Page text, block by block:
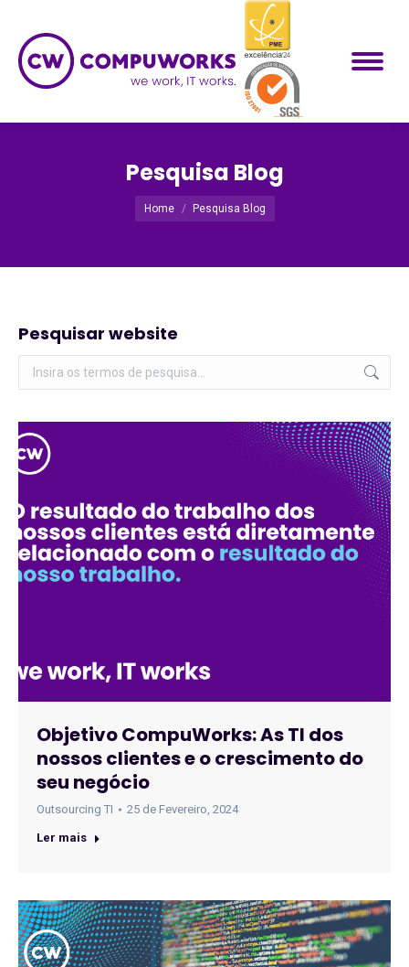
Pesquisa Blog
Você está aqui:
Home Pesquisa Blog
Pesquisar website
Pesquisar:
Objetivo CompuWorks: As TI dos
nossos clientes e o crescimento do
seu negócio
Outsourcing TI 25 de Fevereiro, 2024
Ler mais